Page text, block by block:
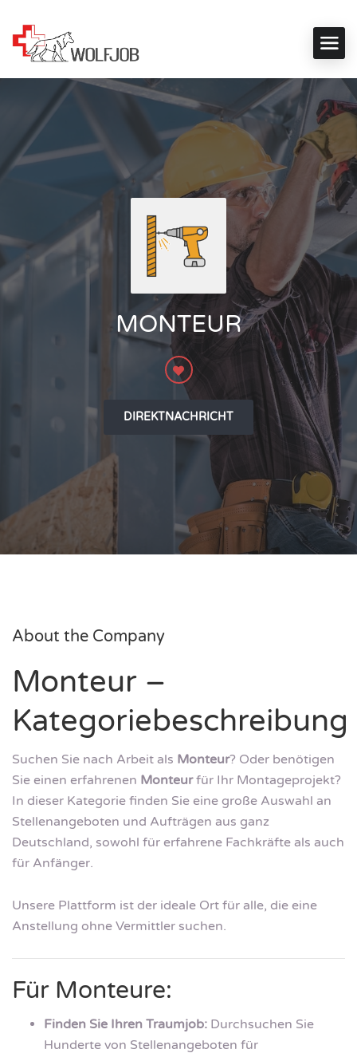
MONTEUR
DIREKTNACHRICHT
About the Company
Monteur –
Kategoriebeschreibung
Suchen Sie nach Arbeit als Monteur? Oder benötigen
Sie einen erfahrenen Monteurfür Ihr Montageprojekt?
In dieser Kategorie finden Sie eine große Auswahl an
Stellenangeboten und Aufträgen aus ganz
Deutschland, sowohl für erfahrene Fachkräfte als auch
für Anfänger.
Unsere Plattform ist der ideale Ort für alle, die eine
Anstellung ohne Vermittler suchen.
Für Monteure:
Finden Sie Ihren Traumjob: Durchsuchen Sie
Hunderte von Stellenangeboten für